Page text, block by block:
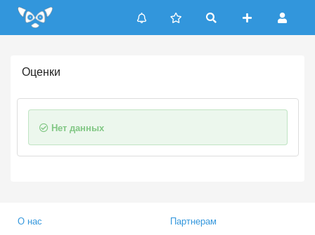
Update cookies preferences
Оценки
Нет данных
О нас
Партнерам